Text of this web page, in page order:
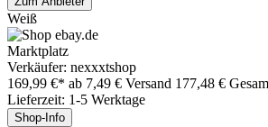
Weiß
Marktplatz
Verkäufer: nexxxtshop
169,99 €* ab 7,49 € Versand 177,48 €
Lieferzeit: 1-5 Werktage
Shop-Info